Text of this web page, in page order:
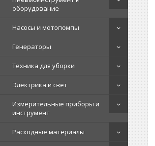
оборудование
Насосы и мотопомпы
Генераторы
Техника для уборки
Электрика и свет
Измерительные приборы и
инструмент
Расходные материалы